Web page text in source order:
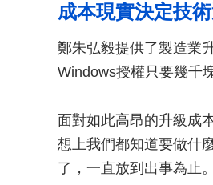
成本現實決定技
鄭朱弘毅提供了製造業
Windows授權只要幾千
面對如此高昂的升級成
想上我們都知道要做什
了，一直放到出事為止。